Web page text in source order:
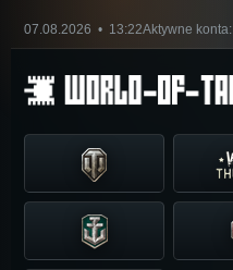
07.08.2026 • 13:22Aktywne konta: